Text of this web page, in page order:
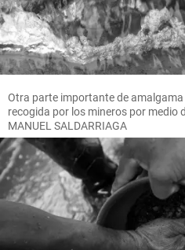
Otra parte importante de
recogida por los mineros por medio
MANUEL SALDARRIAGA